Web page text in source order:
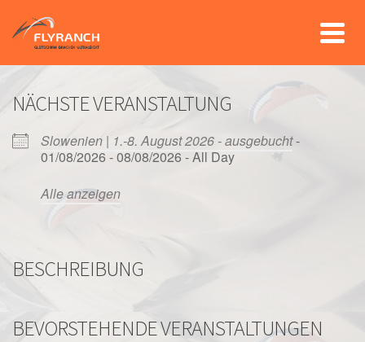
NÄCHSTE VERANSTALTUNG
Slowenien | 1.-8. August 2026 - ausgebucht-
01/08/2026 - 08/08/2026 - All Day
Alle anzeigen
BESCHREIBUNG
BEVORSTEHENDE VERANSTALTUNGEN